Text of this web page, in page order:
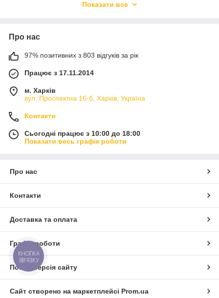
дозволяє легко переносити їх з місця на місце. Багато з цих
зберігання. Меблі для туризму можуть бути виготовлені з
різних матеріалів, таких як алюміній, сталь, пластик, текстиль
та інші. Вони мають високу міцність та стійкість до впливу
навколишнього середовища, що робить їх ідеальними для
використання на відкритому повітрі. Меблі для туризму
допомагають створити затишну та комфортну атмосферу під
час відпочинку на природі. Вони відмінно підходять для
кемпінгу, походів, пікніків та інших заходів на свіжому повітрі.
Показати все
Про нас
97% позитивних з 803 відгуків за рік
Працює з 17.11.2014
м. Харків
вул. Проспектна 16-б, Харків, Україна
Контакти
Сьогодні працює з 10:00 до 18:00
Показати весь графік роботи
Про нас
Контакти
Доставка та оплата
Графік роботи
Повна версія сайту
Сайт створено на маркетплейсі Prom.ua
КНОПКА
ЗВ'ЯЗКУ